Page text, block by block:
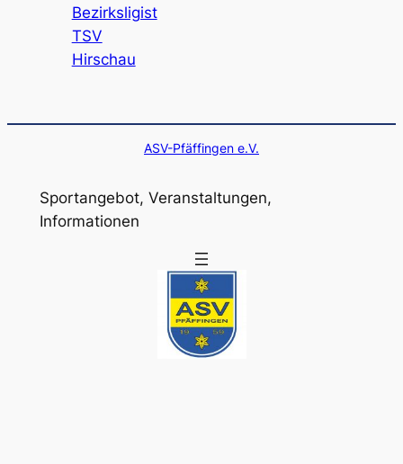
Bezirksligist
TSV
Hirschau
ASV-Pfäffingen e.V.
Sportangebot, Veranstaltungen,
Informationen